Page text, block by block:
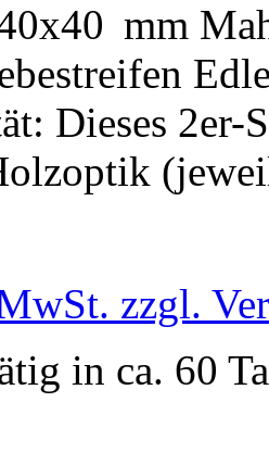
mm
Dieses 2er-
zzgl.
in ca. 60